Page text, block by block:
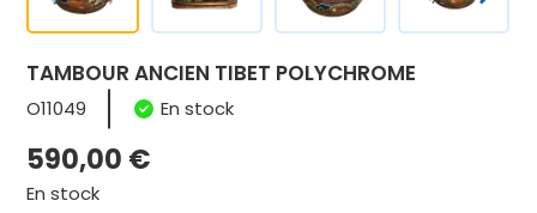
TAMBOUR ANCIEN TIBET POLYCHROME
O11049 En stock
590,00 €
En stock